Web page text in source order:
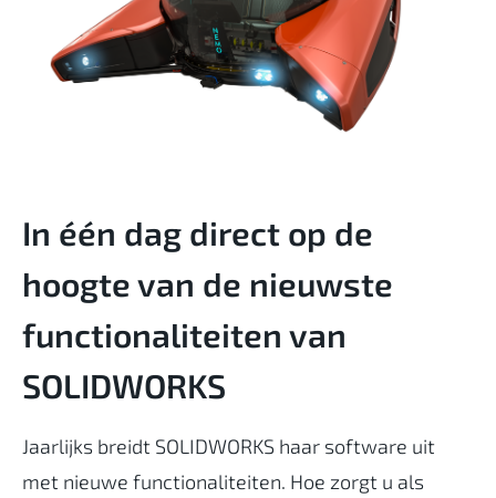
In één dag direct op de
hoogte van de nieuwste
functionaliteiten van
SOLIDWORKS
Jaarlijks breidt SOLIDWORKS haar software uit
met nieuwe functionaliteiten. Hoe zorgt u als